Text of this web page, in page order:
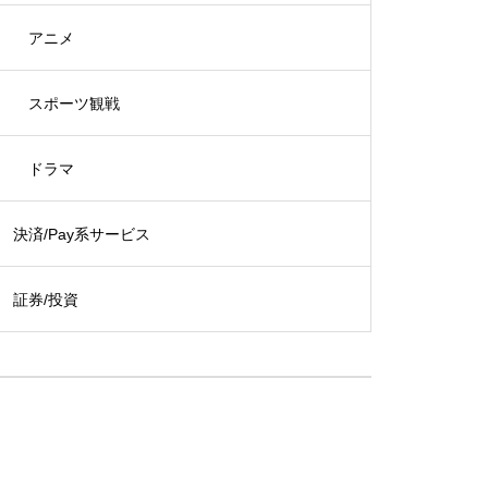
アニメ
スポーツ観戦
ドラマ
決済/Pay系サービス
証券/投資